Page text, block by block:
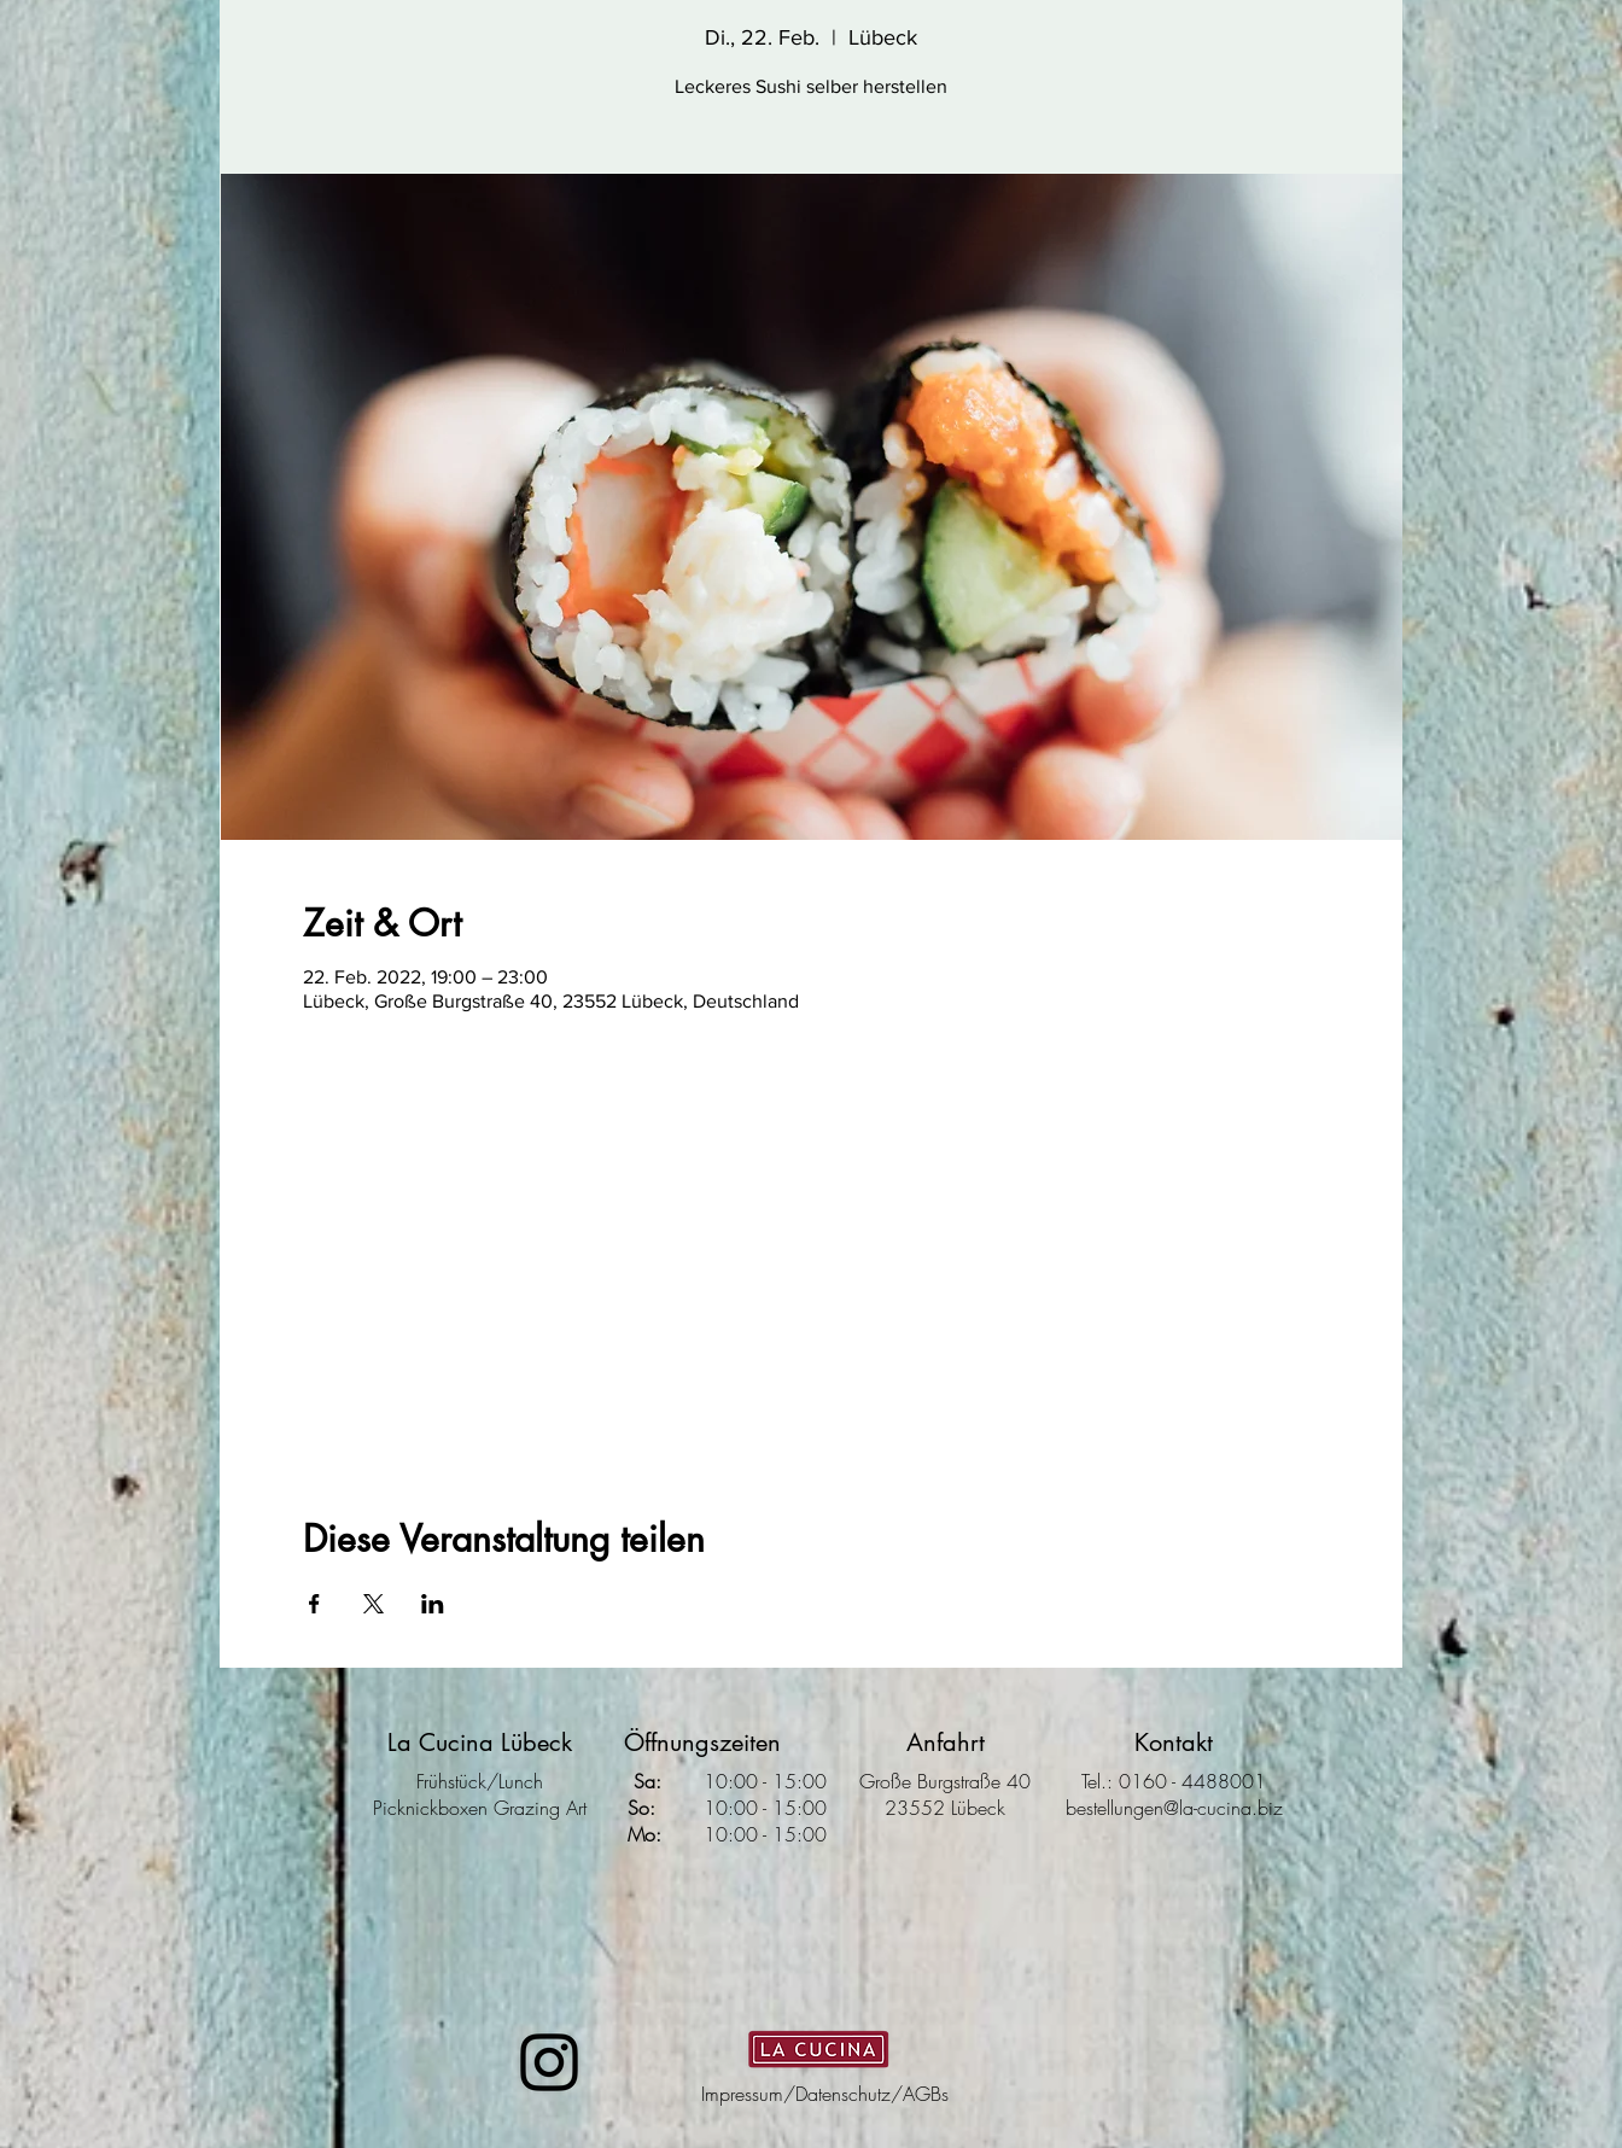
Di., 22. Feb.
  |
Lübeck
Leckeres Sushi selber herstellen
Zeit & Ort
22. Feb. 2022, 19:00 – 23:00
Lübeck, Große Burgstraße 40, 23552 Lübeck, Deutschland
Diese Veranstaltung teilen
La Cucina Lübeck
Frühstück/Lunch
Picknickboxen Grazing Art
Öffnungszeiten
Sa: 10:00- 15:00
So: 10:00 - 15:00
Mo:
10:00 - 15:00
Anfahrt
Große Burgstraße 40
23552 Lübeck
Kontakt
Tel.: 0160 - 4488001
bestellungen@la-cucina.biz
Impressum/Datenschutz/AGBs